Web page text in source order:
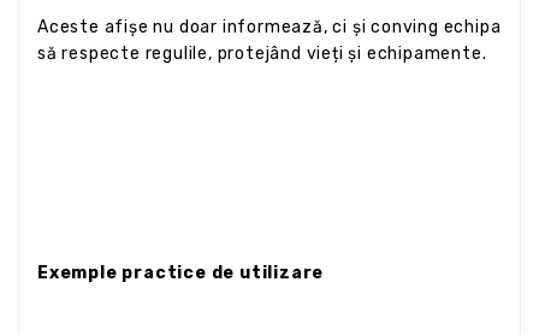
Aceste afișe nu doar informează, ci și conving echipa
să respecte regulile, protejând vieți și echipamente.
Exemple practice de utilizare